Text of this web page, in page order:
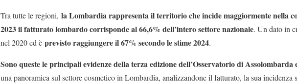
Tra tutte le regioni, la Lombardia rappresenta il territorio che incide maggiormente nella
2023 il fatturato lombardo corrisponde al 66,6% dell’intero settore nazionale. Un dato in
nel 2020 ed è previsto raggiungere il 67% secondo le stime 2024.
Sono queste le principali evidenze della terza edizione dell’Osservatorio di Assolombarda
una panoramica sul settore cosmetico in Lombardia, analizzandone il fatturato, la sua incidenza